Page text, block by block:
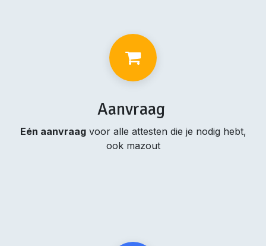
Aanvraag
Eén aanvraagvoor alle attesten die je nodig hebt,
ook mazout